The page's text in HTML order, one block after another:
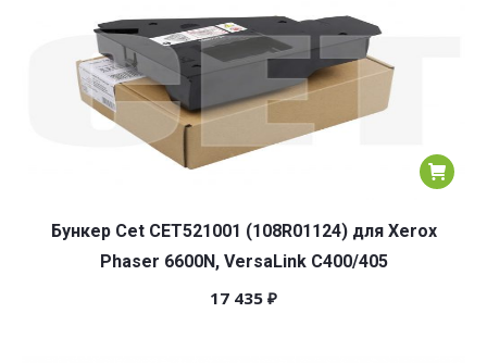
Бункер Cet CET521001 (108R01124) для Xerox
Phaser 6600N, VersaLink C400/405
17 435 ₽